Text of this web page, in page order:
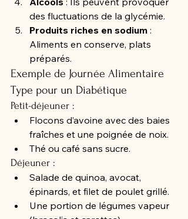
des fluctuations de la glycémie.
Produits riches en sodium :
Aliments en conserve, plats
préparés.
Exemple de Journée Alimentaire
Type pour un Diabétique
Petit-déjeuner :
Flocons d’avoine avec des baies
fraîches et une poignée de noix.
Thé ou café sans sucre.
Déjeuner :
Salade de quinoa, avocat,
épinards, et filet de poulet grillé.
Une portion de légumes vapeur